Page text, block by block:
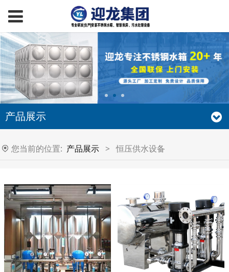
产品展示
您当前的位置: 产品展示 > 恒压供水设备